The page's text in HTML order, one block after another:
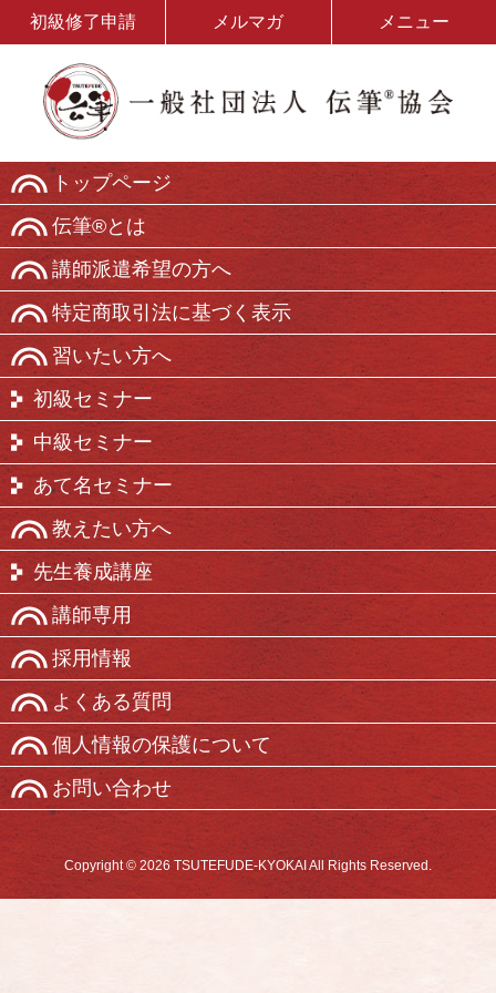
初級修了申請 メルマガ メニュー
トップページ
伝筆®とは
講師派遣希望の方へ
特定商取引法に基づく表示
習いたい方へ
初級セミナー
中級セミナー
あて名セミナー
教えたい方へ
先生養成講座
講師専用
採用情報
よくある質問
個人情報の保護について
お問い合わせ
Copyright © 2026 TSUTEFUDE-KYOKAI All Rights Reserved.